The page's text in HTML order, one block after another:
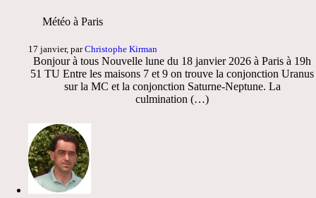
Météo à Paris
17 janvier, parChristophe Kirman
Bonjour à tous Nouvelle lune du 18 janvier 2026 à Paris à 19h
51 TU Entre les maisons 7 et 9 on trouve la conjonction Uranus
sur la MC et la conjonction Saturne-Neptune. La
culmination (…)